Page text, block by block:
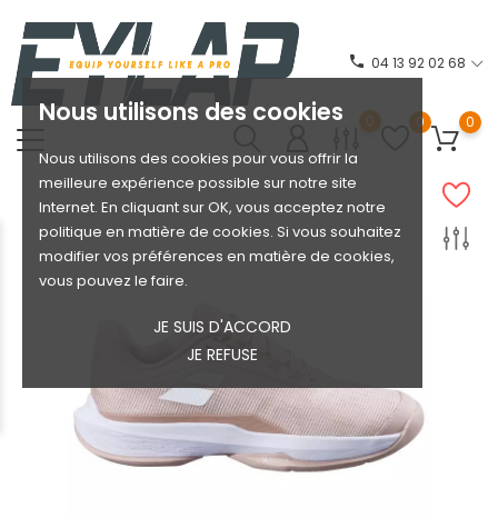
Nous utilisons des cookies
Nous utilisons des cookies pour vous offrir la
meilleure expérience possible sur notre site
Internet. En cliquant sur OK, vous acceptez notre
politique en matière de cookies. Si vous souhaitez
modifier vos préférences en matière de cookies,
vous pouvez le faire.
JE SUIS D'ACCORD
JE REFUSE
phone 04 13 92 02 68
0 0 0